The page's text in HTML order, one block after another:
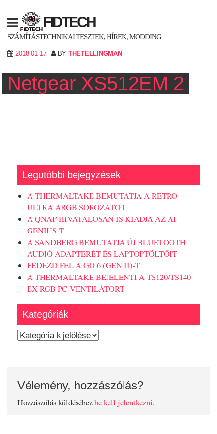
content
FIDTECH
SZÁMÍTÁSTECHNIKAI TESZTEK, HÍREK, MODDING
2018-01-17 BY THETELLINGMAN
Netgear XS512EM 2
Legutóbbi bejegyzések
A THERMALTAKE BEMUTATJA A RETRO
ULTRA ARGB SOROZATOT
A QNAP HIVATALOSAN IS KIADJA AZ AI
GENIUS-T
A SANDBERG BEMUTATJA ÚJ BLUETOOTH
AUDIÓ ADAPTERÉT ÉS LAPTOPTÖLTŐIT
FEDEZD FEL A GO 6 (GEN II)-T
A THERMALTAKE BEJELENTI A TS120/TS140
EX RGB PC-VENTILÁTORT
Kategóriák
Kategóriák
Vélemény, hozzászólás?
Hozzászólás küldéséhezbe kell jelentkezni.